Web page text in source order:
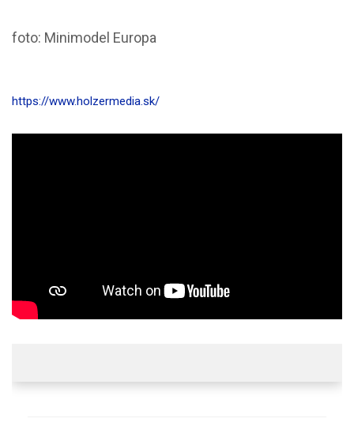
foto: Minimodel Europa
https://www.holzermedia.sk/